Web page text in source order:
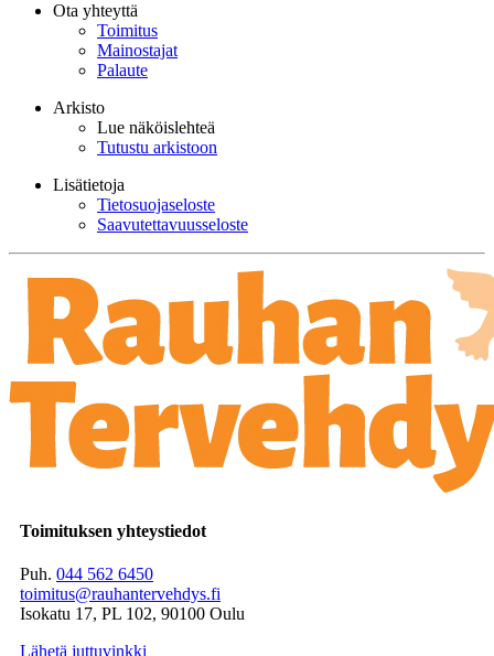
Ota yhteyttä
Toimitus
Mainostajat
Palaute
Arkisto
Lue näköislehteä
Tutustu arkistoon
Lisätietoja
Tietosuojaseloste
Saavutettavuusseloste
Toimituksen yhteystiedot
Puh. 044 562 6450
toimitus@rauhantervehdys.fi
Isokatu 17, PL 102, 90100 Oulu
Lähetä juttuvinkki